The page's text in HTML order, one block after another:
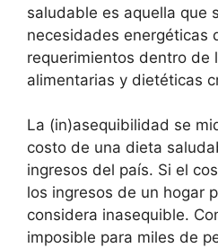
saludable es aquella que
necesidades energéticas
requerimientos dentro de
alimentarias y dietéticas
La (in)asequibilidad se
costo de una dieta
ingresos del país. Si el
los ingresos de un hogar
considera inasequible.
imposible para miles de